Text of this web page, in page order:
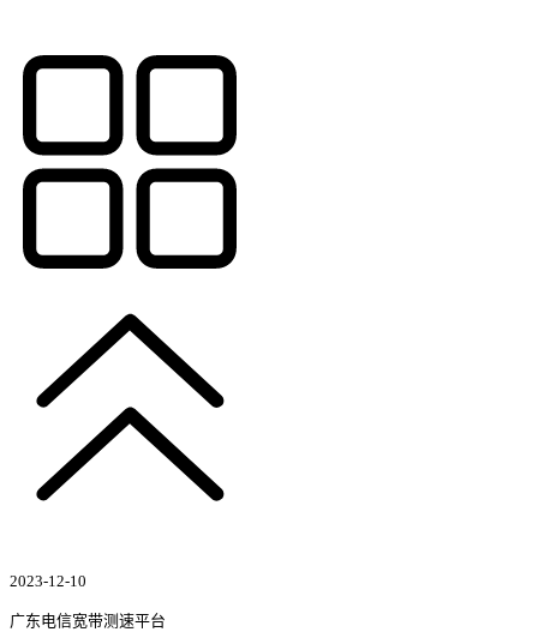
2023-12-10
广东电信宽带测速平台